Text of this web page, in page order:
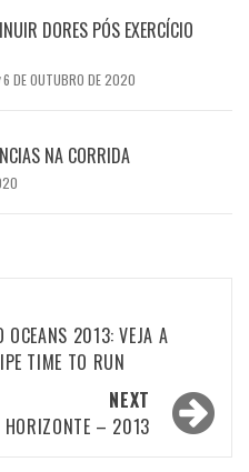
DORES PÓS EXERCÍCIO
6 DE OUTUBRO DE 2020
NA CORRIDA
OCEANS 2013: VEJA A
TIME TO RUN
NEXT
HORIZONTE – 2013